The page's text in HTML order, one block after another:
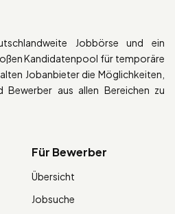
Jobbörse und ein
Kandidatenpool für temporäre
Jobanbieter die Möglichkeiten,
Bewerber aus allen Bereichen zu
Für Bewerber
Übersicht
Jobsuche